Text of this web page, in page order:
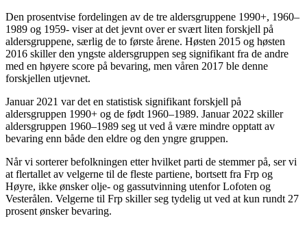
Den prosentvise fordelingen av de tre aldersgruppene 1990+, 1960–
1989 og 1959- viser at det jevnt over er svært liten forskjell på
aldersgruppene, særlig de to første årene. Høsten 2015 og høsten
2016 skiller den yngste aldersgruppen seg signifikant fra de andre
med en høyere score på bevaring, men våren 2017 ble denne
forskjellen utjevnet.
Januar 2021 var det en statistisk signifikant forskjell på
aldersgruppen 1990+ og de født 1960–1989. Januar 2022 skiller
aldersgruppen 1960–1989 seg ut ved å være mindre opptatt av
bevaring enn både den eldre og den yngre gruppen.
Når vi sorterer befolkningen etter hvilket parti de stemmer på, ser vi
at flertallet av velgerne til de fleste partiene, bortsett fra Frp og
Høyre, ikke ønsker olje- og gassutvinning utenfor Lofoten og
Vesterålen. Velgerne til Frp skiller seg tydelig ut ved at kun rundt 27
prosent ønsker bevaring.